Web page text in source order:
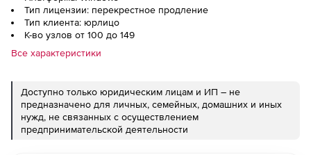
Тип лицензии: перекрестное продление
Тип клиента: юрлицо
К-во узлов от 100 до 149
Все характеристики
Доступно только юридическим лицам и ИП – не
предназначено для личных, семейных, домашних и иных
нужд, не связанных с осуществлением
предпринимательской деятельности